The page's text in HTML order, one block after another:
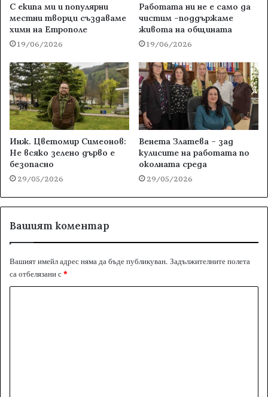
С екипа ми и популярни
местни творци създаваме
химн на Етрополе
19/06/2026
Работата ни не е само да
чистим –поддържаме
живота на общината
19/06/2026
Инж. Цветомир Симеонов:
Не всяко зелено дърво е
безопасно
29/05/2026
Венета Златева – зад
кулисите на работата по
околната среда
29/05/2026
Вашият коментар
Вашият имейл адрес няма да бъде публикуван. Задължителните полета
са отбелязани с*